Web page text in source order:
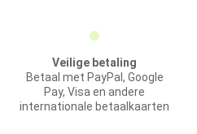
Veilige betaling
Betaal met PayPal, Google
Pay, Visa en andere
internationale betaalkaarten